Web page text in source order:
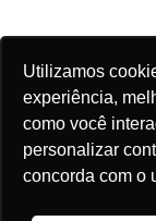
Utilizamos
experiência,
como você
personalizar
concorda com o